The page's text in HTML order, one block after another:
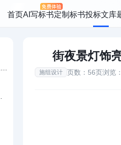
首页AI写标书定制标书投标文库
街夜景灯饰
施组设计 页数：56页浏览